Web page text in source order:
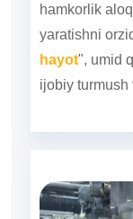
hamkorlik
yaratishni
hayot", umid
ijobiy turmush